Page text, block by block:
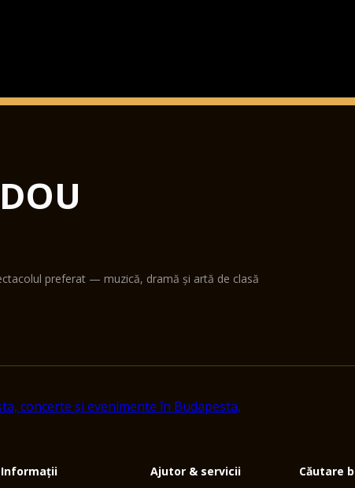
preferat — muzică, dramă și artă de clasă
Informații Ajutor & servicii Căutare